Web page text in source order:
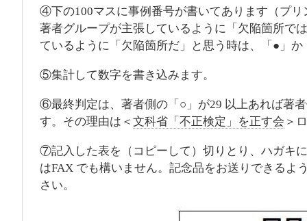
④下の100マスに事例番号が書いてあります（プ
著者グループが主張しているように「欠陥箇所で
ているように「欠陥箇所だ」と思う時は、「●」
⑤集計して数字を書き込みます。
⑥最終判定は、著者側の「○」が29 以上あれば著
す。その理由は＜ 文科省「不正検定」を正す会 ＞
⑦記入した表を（コピーして）切りとり、ハガキ
はFAX でも構いません。記念品をお送りできるよ
さい。